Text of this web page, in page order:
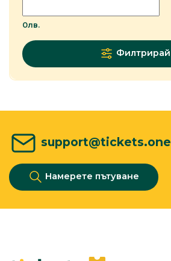
0лв.
Филтрирай
support@tickets.one
Намерете пътуване